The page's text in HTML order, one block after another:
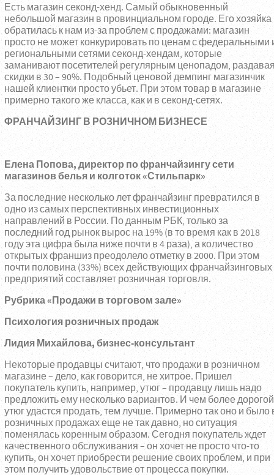
Есть магазин секонд-хенд. Самый обыкновенный
небольшой магазин в провинциальном городе. Его хозяйка
обратилась к нам из-за проблем с продажами: магазин
просто не может конкурировать по ценам с федеральными
региональными сетями секонд-хендам, которые
заманивают посетителей регулярным ценопадом,
скидки в 30 – 90%. Подобный ценовой демпинг магазинчик
нашей клиентки просто убьет. При этом товар в магазине
примерно такого же класса, как и в секонд-сетях.
ФРАНЧАЙЗИНГ В РОЗНИЧНОМ БИЗНЕСЕ
Елена Попова, директор по франчайзингу сети
магазинов белья и колготок «Стильпарк»
За последние несколько лет франчайзинг превратился в
одно из самых перспективных инвестиционных
направлений в России. По данным РБК, только за
последний год рынок вырос на 19% (в то время как в 2018
году эта цифра была ниже почти в 4 раза), а количество
открытых франшиз преодолело отметку в 2000. При этом
почти половина (33%) всех действующих франчайзинговых
предприятий составляет розничная торговля.
Рубрика «Продажи в торговом зале»
Психология розничных продаж
Лидия Михайлова, бизнес-консультант
Некоторые продавцы считают, что продажи в розничном
магазине – дело, как говорится, не хитрое. Пришел
покупатель купить, например, утюг – продавцу лишь надо
предложить ему несколько вариантов. И чем более дорогой
утюг удастся продать, тем лучше. Примерно так оно и было
розничных продажах еще не так давно, но ситуация
поменялась коренным образом. Сегодня покупатель ждет
качественного обслуживания – он хочет не просто что-то
купить, он хочет приобрести решение своих проблем, и при
этом получить удовольствие от процесса покупки.